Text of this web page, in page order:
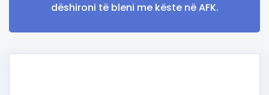
dëshironi të bleni me këste në AFK.